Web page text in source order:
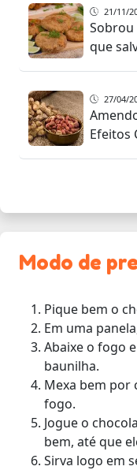
21/11/
Sobrou
que
27/04/
Efeitos
Modo de
Pique bem o
Em uma
Abaixe o fogo
baunilha.
Mexa bem por
fogo.
Jogue o
bem, até que
Sirva logo em